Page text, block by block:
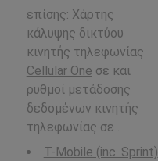
επίσης: Χάρτης
κάλυψης δικτύου
κινητής τηλεφωνίας
Cellular One σε και
ρυθμοί μετάδοσης
δεδομένων κινητής
τηλεφωνίας σε .
T-Mobile (inc. Sprint)